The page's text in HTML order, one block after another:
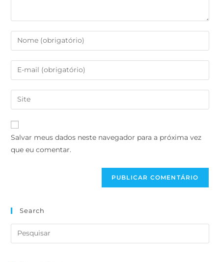
Salvar meus dados neste navegador para a próxima vez
que eu comentar.
Search